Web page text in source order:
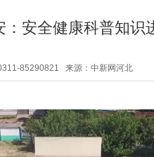
：安全健康科普知识
85290821 来源：中新网河北